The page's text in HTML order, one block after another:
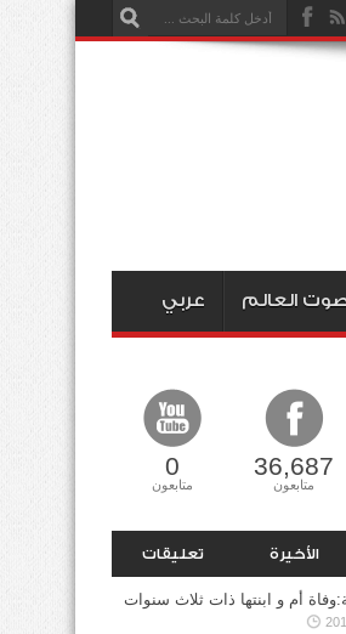
العالم عربي
36,687
متابعون
0
متابعون
الأخيرة تعليقات
أم و ابنتها ذات ثلاث سنوات